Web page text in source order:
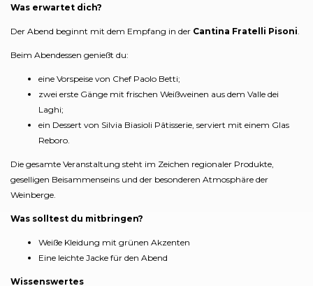
Was erwartet dich?
Der Abend beginnt mit dem Empfang in der Cantina Fratelli Pisoni.
Beim Abendessen genießt du:
eine Vorspeise von Chef Paolo Betti;
zwei erste Gänge mit frischen Weißweinen aus dem Valle dei
Laghi;
ein Dessert von Silvia Biasioli Pâtisserie, serviert mit einem Glas
Reboro.
Die gesamte Veranstaltung steht im Zeichen regionaler Produkte,
geselligen Beisammenseins und der besonderen Atmosphäre der
Weinberge.
Was solltest du mitbringen?
Weiße Kleidung mit grünen Akzenten
Eine leichte Jacke für den Abend
Wissenswertes